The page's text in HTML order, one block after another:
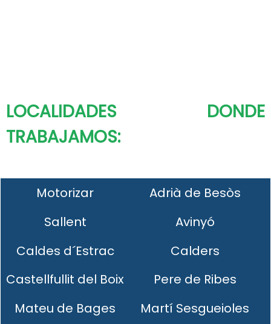
LOCALIDADES DONDE
TRABAJAMOS:
Motorizar
Adrià de Besòs
Sallent
Avinyó
Caldes d´Estrac
Calders
Castellfullit del Boix
Pere de Ribes
Mateu de Bages
Martí Sesgueioles